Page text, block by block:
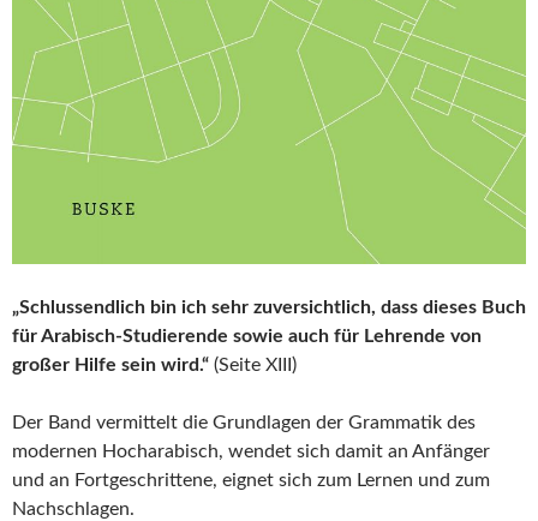
„Schlussendlich bin ich sehr zuversichtlich, dass dieses Buch
für Arabisch-Studierende sowie auch für Lehrende von
großer Hilfe sein wird.“ (Seite XIII)
Der Band vermittelt die Grundlagen der Grammatik des
modernen Hocharabisch, wendet sich damit an Anfänger
und an Fortgeschrittene, eignet sich zum Lernen und zum
Nachschlagen.